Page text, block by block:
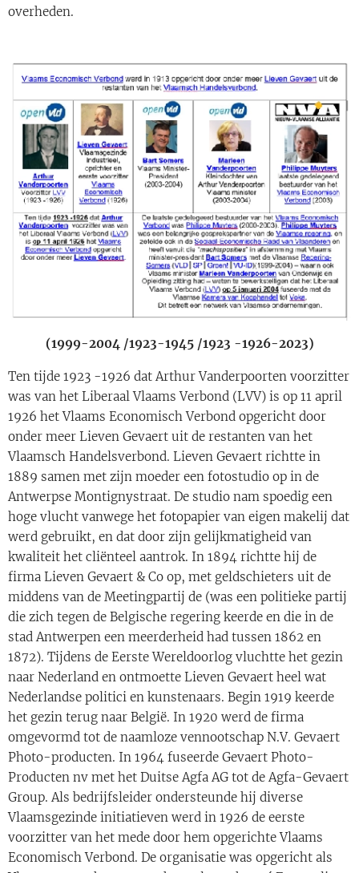
overheden.
(1999-2004 /1923-1945 /1923 -1926-2023)
Ten tijde 1923 -1926 dat Arthur Vanderpoorten voorzitter
was van het Liberaal Vlaams Verbond (LVV) is op 11 april
1926 het Vlaams Economisch Verbond opgericht door
onder meer Lieven Gevaert uit de restanten van het
Vlaamsch Handelsverbond. Lieven Gevaert richtte in
1889 samen met zijn moeder een fotostudio op in de
Antwerpse Montignystraat. De studio nam spoedig een
hoge vlucht vanwege het fotopapier van eigen makelij dat
werd gebruikt, en dat door zijn gelijkmatigheid van
kwaliteit het cliënteel aantrok. In 1894 richtte hij de
firma Lieven Gevaert & Co op, met geldschieters uit de
middens van de Meetingpartij de (was een politieke partij
die zich tegen de Belgische regering keerde en die in de
stad Antwerpen een meerderheid had tussen 1862 en
1872). Tijdens de Eerste Wereldoorlog vluchtte het gezin
naar Nederland en ontmoette Lieven Gevaert heel wat
Nederlandse politici en kunstenaars. Begin 1919 keerde
het gezin terug naar België. In 1920 werd de firma
omgevormd tot de naamloze vennootschap N.V. Gevaert
Photo-producten. In 1964 fuseerde Gevaert Photo-
Producten nv met het Duitse Agfa AG tot de Agfa-Gevaert
Group. Als bedrijfsleider ondersteunde hij diverse
Vlaamsgezinde initiatieven werd in 1926 de eerste
voorzitter van het mede door hem opgerichte Vlaams
Economisch Verbond. De organisatie was opgericht als